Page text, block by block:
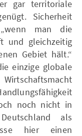
gar territoriale
Sicherheit
man die
und gleichzeitig
Gebiet hält.“
einzige globale
noch nicht in
als
hier einen